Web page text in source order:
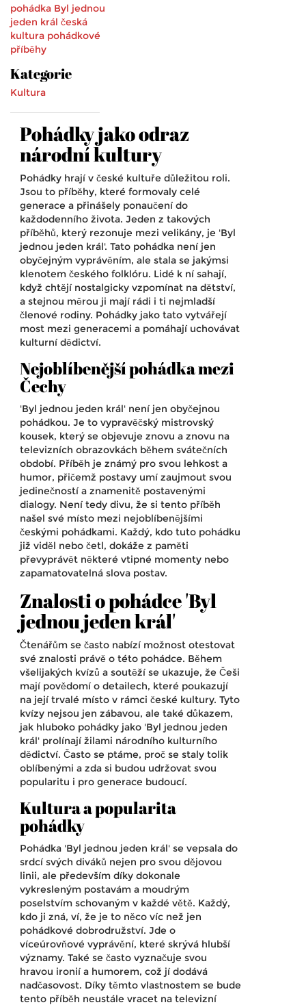
pohádka Byl jednou
jeden král česká
kultura pohádkové
příběhy
Kategorie
Kultura
Pohádky jako odraz
národní kultury
Pohádky hrají v české kultuře důležitou roli.
Jsou to příběhy, které formovaly celé
generace a přinášely ponaučení do
každodenního života. Jeden z takových
příběhů, který rezonuje mezi velikány, je 'Byl
jednou jeden král'. Tato pohádka není jen
obyčejným vyprávěním, ale stala se jakýmsi
klenotem českého folklóru. Lidé k ní sahají,
když chtějí nostalgicky vzpomínat na dětství,
a stejnou měrou ji mají rádi i ti nejmladší
členové rodiny. Pohádky jako tato vytvářejí
most mezi generacemi a pomáhají uchovávat
kulturní dědictví.
Nejoblíbenější pohádka mezi
Čechy
'Byl jednou jeden král' není jen obyčejnou
pohádkou. Je to vypravěčský mistrovský
kousek, který se objevuje znovu a znovu na
televizních obrazovkách během svátečních
období. Příběh je známý pro svou lehkost a
humor, přičemž postavy umí zaujmout svou
jedinečností a znamenitě postavenými
dialogy. Není tedy divu, že si tento příběh
našel své místo mezi nejoblíbenějšími
českými pohádkami. Každý, kdo tuto pohádku
již viděl nebo četl, dokáže z paměti
převyprávět některé vtipné momenty nebo
zapamatovatelná slova postav.
Znalosti o pohádce 'Byl
jednou jeden král'
Čtenářům se často nabízí možnost otestovat
své znalosti právě o této pohádce. Během
všelijakých kvízů a soutěží se ukazuje, že Češi
mají povědomí o detailech, které poukazují
na její trvalé místo v rámci české kultury. Tyto
kvízy nejsou jen zábavou, ale také důkazem,
jak hluboko pohádky jako 'Byl jednou jeden
král' prolínají žilami národního kulturního
dědictví. Často se ptáme, proč se staly tolik
oblíbenými a zda si budou udržovat svou
popularitu i pro generace budoucí.
Kultura a popularita
pohádky
Pohádka 'Byl jednou jeden král' se vepsala do
srdcí svých diváků nejen pro svou dějovou
linii, ale především díky dokonale
vykresleným postavám a moudrým
poselstvím schovaným v každé větě. Každý,
kdo ji zná, ví, že je to něco víc než jen
pohádkové dobrodružství. Jde o
víceúrovňové vyprávění, které skrývá hlubší
významy. Také se často vyznačuje svou
hravou ironií a humorem, což jí dodává
nadčasovost. Díky těmto vlastnostem se bude
tento příběh neustále vracet na televizní